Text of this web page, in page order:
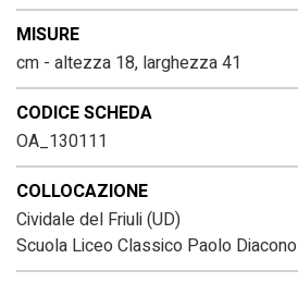
MISURE
cm - altezza 18, larghezza 41
CODICE SCHEDA
OA_130111
COLLOCAZIONE
Cividale del Friuli (UD)
Scuola Liceo Classico Paolo Diacono